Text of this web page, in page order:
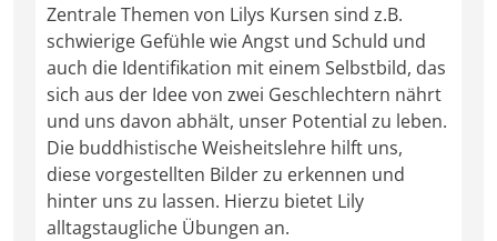
Zentrale Themen von Lilys Kursen sind z.B.
schwierige Gefühle wie Angst und Schuld und
auch die Identifikation mit einem Selbstbild, das
sich aus der Idee von zwei Geschlechtern nährt
und uns davon abhält, unser Potential zu leben.
Die buddhistische Weisheitslehre hilft uns,
diese vorgestellten Bilder zu erkennen und
hinter uns zu lassen. Hierzu bietet Lily
alltagstaugliche Übungen an.